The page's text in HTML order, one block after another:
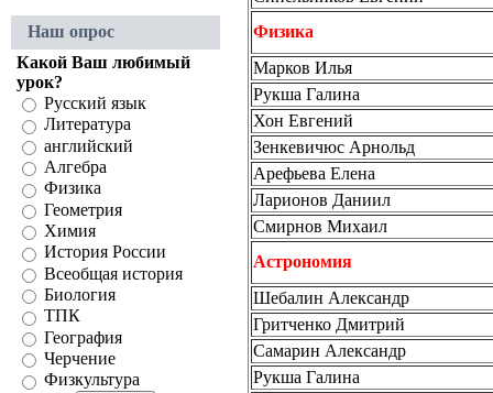
Наш опрос
Какой Ваш любимый
урок?
Русский язык
Литература
английский
Алгебра
Физика
Геометрия
Химия
История России
Всеобщая история
Биология
ТПК
География
Черчение
Физкультура
Физика
Марков Илья
Рукша Галина
Хон Евгений
Зенкевичюс Арнольд
Арефьева Елена
Ларионов Даниил
Смирнов Михаил
Астрономия
Шебалин Александр
Гритченко Дмитрий
Самарин Александр
Рукша Галина